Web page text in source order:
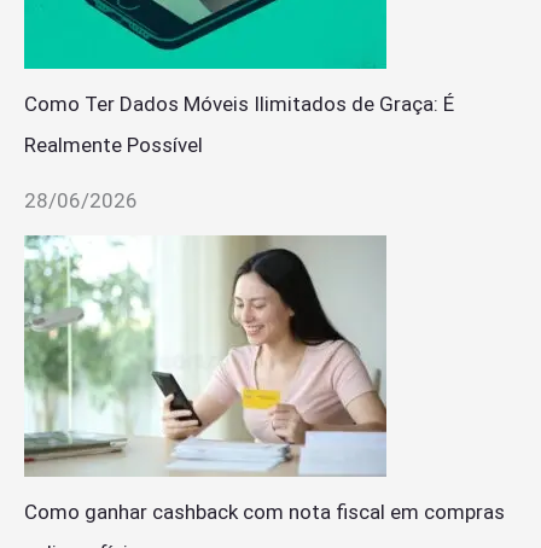
Como Ter Dados Móveis Ilimitados de Graça: É
Realmente Possível
28/06/2026
Como ganhar cashback com nota fiscal em compras